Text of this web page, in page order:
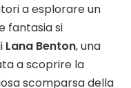
a esplorare un
fantasia si
Lana Benton, una
a scoprire la
scomparsa della